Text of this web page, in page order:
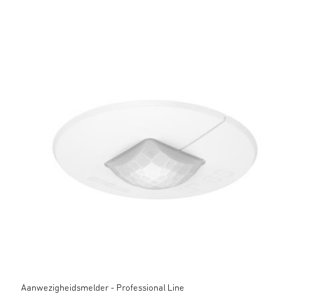
Aanwezigheidsmelder - Professional Line